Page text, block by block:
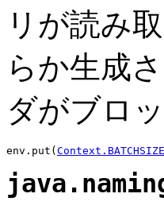
リが読み
らか生成
ダがブロ
env.put(Context.BATCHSIZE